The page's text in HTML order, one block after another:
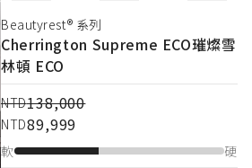
Beautyrest® 系列
Cherrington Supreme ECO璀燦雪
林頓 ECO
NTD138,000
NTD89,999
軟 硬
NTD169,000
NTD109,999
軟 硬